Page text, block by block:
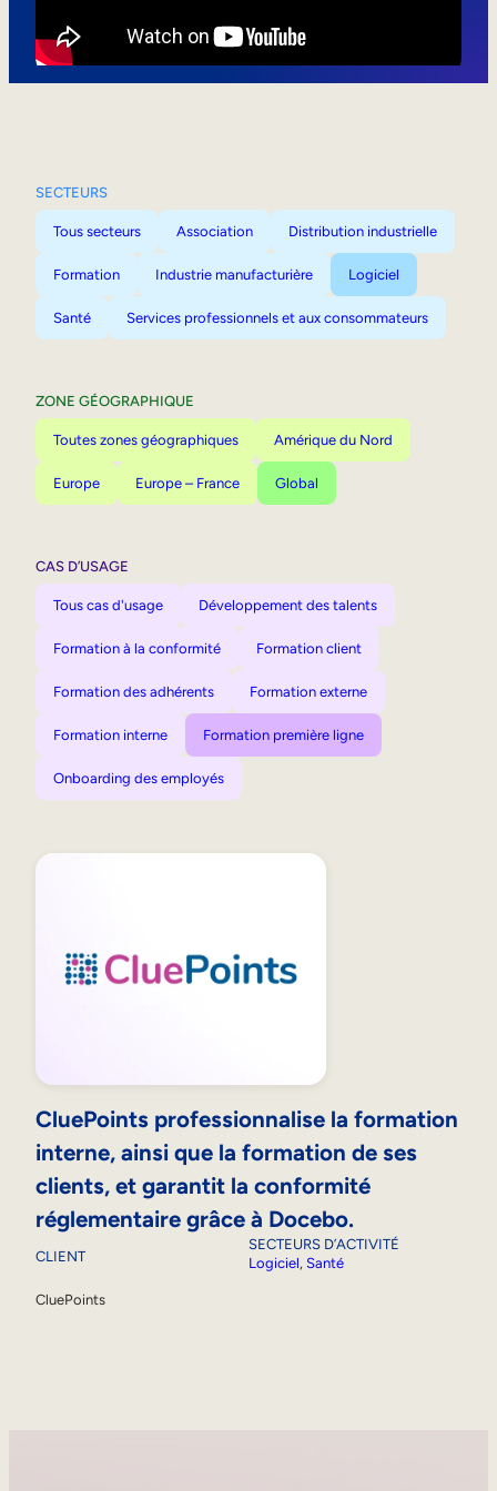
SECTEURS
Tous secteurs Association Distribution industrielle
Formation Industrie manufacturière Logiciel
Santé Services professionnels et aux consommateurs
ZONE GÉOGRAPHIQUE
Toutes zones géographiques Amérique du Nord
Europe Europe – France Global
CAS D’USAGE
Tous cas d'usage Développement des talents
Formation à la conformité Formation client
Formation des adhérents Formation externe
Formation interne Formation première ligne
Onboarding des employés
CluePoints professionnalise la formation
interne, ainsi que la formation de ses
clients, et garantit la conformité
réglementaire grâce à Docebo.
CLIENT
CluePoints
SECTEURS D’ACTIVITÉ
Logiciel, Santé